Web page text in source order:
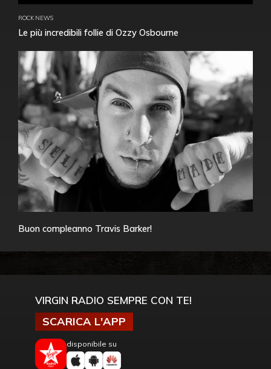
ROCK NEWS
Le più incredibili follie di Ozzy Osbourne
Buon compleanno Travis Barker!
VIRGIN RADIO SEMPRE CON TE!
SCARICA L'APP
disponibile su